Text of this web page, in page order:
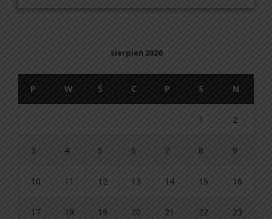
sierpień 2026
P W Ś C P S N
1 2
3 4 5 6 7 8 9
10 11 12 13 14 15 16
17 18 19 20 21 22 23